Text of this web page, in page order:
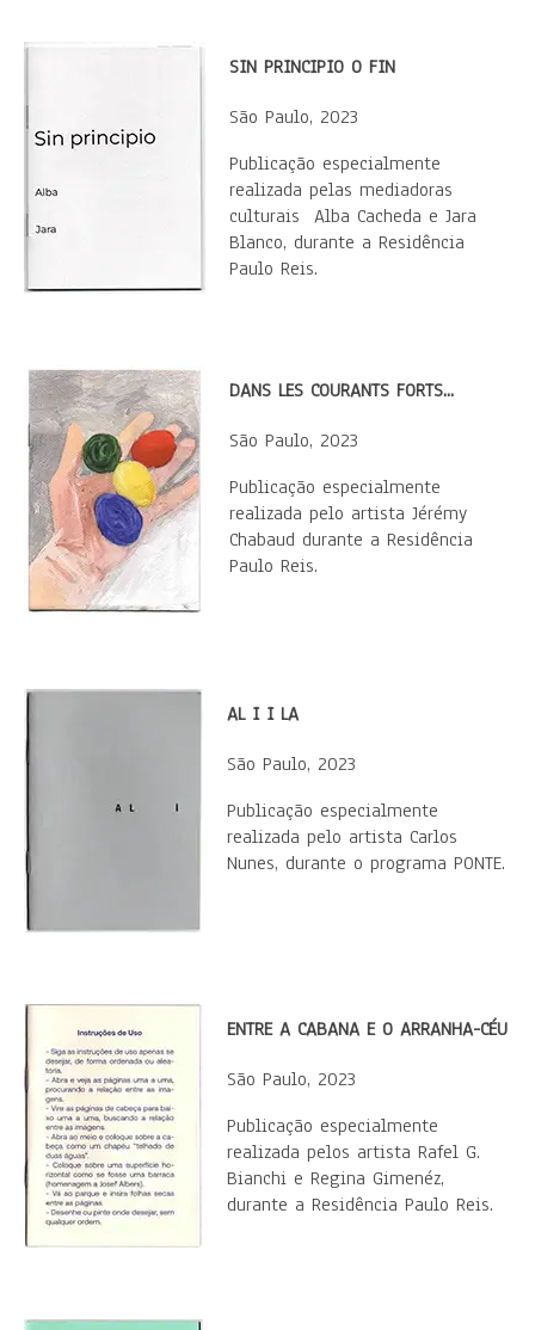
SIN PRINCIPIO O FIN
São Paulo, 2023
​Publicação especialmente
realizada pelas mediadoras
culturais Alba Cacheda e Jara
Blanco, durante a Residência
Paulo Reis.
DANS LES COURANTS FORTS...
São Paulo, 2023
Publicação especialmente
realizada pelo artista Jérémy
Chabaud durante a Residência
Paulo Reis.
AL I I LA
São Paulo, 2023
Publicação especialmente
realizada pelo artista Carlos
Nunes, durante o programa PONTE.
ENTRE A CABANA E O ARRANHA-CÉU
São Paulo, 2023
Publicação especialmente
realizada pelos artista Rafel G.
Bianchi e Regina Gimenéz,
durante a Residência Paulo Reis.